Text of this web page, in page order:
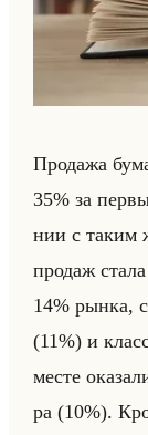
Про­да­жа
35% за
нии с таким
про­даж
14% рынка,
(11%) и
месте
ра (10%).